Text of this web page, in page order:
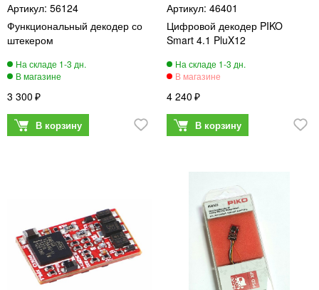
56124
Функциональный декодер со
штекером
3 300
46401
Цифровой декодер PIKO
Smart 4.1 PluX12
4 240